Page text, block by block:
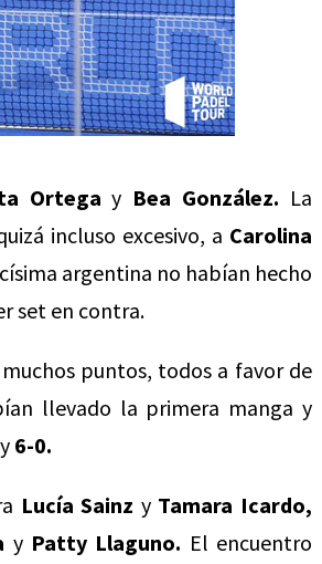
Ortega y Bea González. La
incluso excesivo, a Carolina
argentina no habían hecho
set en contra.
puntos, todos a favor de
llevado la primera manga y
y 6-0.
Lucía Sainz y Tamara Icardo,
y Patty Llaguno. El encuentro